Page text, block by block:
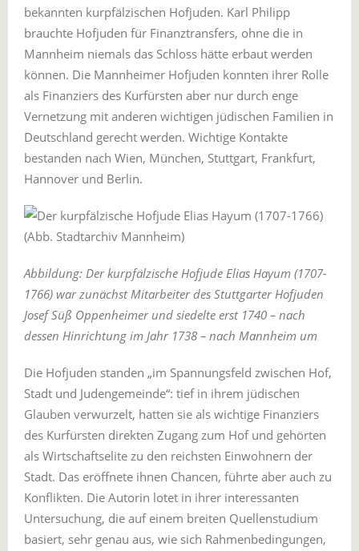
bekannten kurpfälzischen Hofjuden. Karl Philipp
brauchte Hofjuden für Finanztransfers, ohne die in
Mannheim niemals das Schloss hätte erbaut werden
können. Die Mannheimer Hofjuden konnten ihrer Rolle
als Finanziers des Kurfürsten aber nur durch enge
Vernetzung mit anderen wichtigen jüdischen Familien in
Deutschland gerecht werden. Wichtige Kontakte
bestanden nach Wien, München, Stuttgart, Frankfurt,
Hannover und Berlin.
Abbildung: Der kurpfälzische Hofjude Elias Hayum (1707-
1766) war zunächst Mitarbeiter des Stuttgarter Hofjuden
Josef Süß Oppenheimer und siedelte erst 1740 – nach
dessen Hinrichtung im Jahr 1738 – nach Mannheim um
Die Hofjuden standen „im Spannungsfeld zwischen Hof,
Stadt und Judengemeinde“: tief in ihrem jüdischen
Glauben verwurzelt, hatten sie als wichtige Finanziers
des Kurfürsten direkten Zugang zum Hof und gehörten
als Wirtschaftselite zu den reichsten Einwohnern der
Stadt. Das eröffnete ihnen Chancen, führte aber auch zu
Konflikten. Die Autorin lotet in ihrer interessanten
Untersuchung, die auf einem breiten Quellenstudium
basiert, sehr genau aus, wie sich Rahmenbedingungen,